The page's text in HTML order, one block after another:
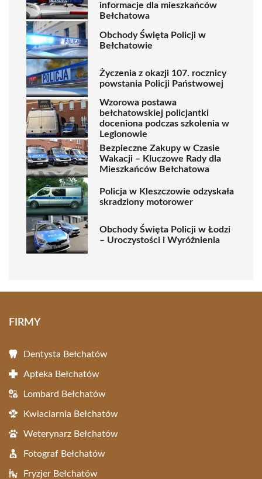
informacje dla mieszkańców
Bełchatowa
Obchody Święta Policji w
Bełchatowie
Życzenia z okazji 107. rocznicy
powstania Policji Państwowej
Wzorowa postawa
bełchatowskiej policjantki
doceniona podczas szkolenia w
Legionowie
Bezpieczne Zakupy w Czasie
Wakacji – Kluczowe Rady dla
Mieszkańców Bełchatowa
Policja w Kleszczowie odzyskała
skradziony motorower
Obchody Święta Policji w Łodzi
– Uroczystości i Wyróżnienia
FIRMY
Dentysta Bełchatów
Apteka Bełchatów
Lombard Bełchatów
Kwiaciarnia Bełchatów
Weterynarz Bełchatów
Fotograf Bełchatów
Fryzjer Bełchatów